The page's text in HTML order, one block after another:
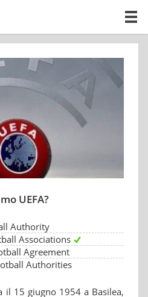
UEFA?
Authority
Associations
Agreement
Authorities
il 15 giugno 1954 a Basilea,